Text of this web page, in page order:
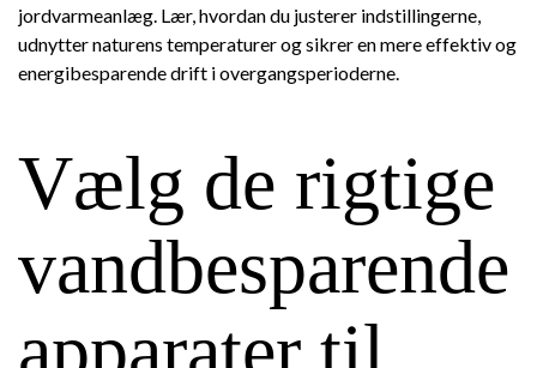
jordvarmeanlæg. Lær, hvordan du justerer indstillingerne,
udnytter naturens temperaturer og sikrer en mere effektiv og
energibesparende drift i overgangsperioderne.
Vælg de rigtige
vandbesparende
apparater til